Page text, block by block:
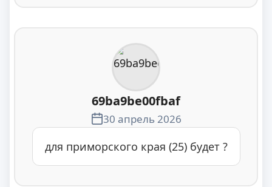
69ba9be00fbaf
30 апрель 2026
для приморского края (25) будет ?